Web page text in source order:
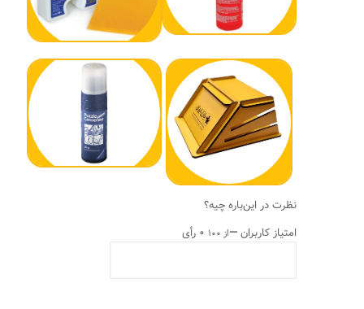
نظرت در این‌باره چیه؟
امتیاز کاربران—از ۱۰۰ ۰ رأی